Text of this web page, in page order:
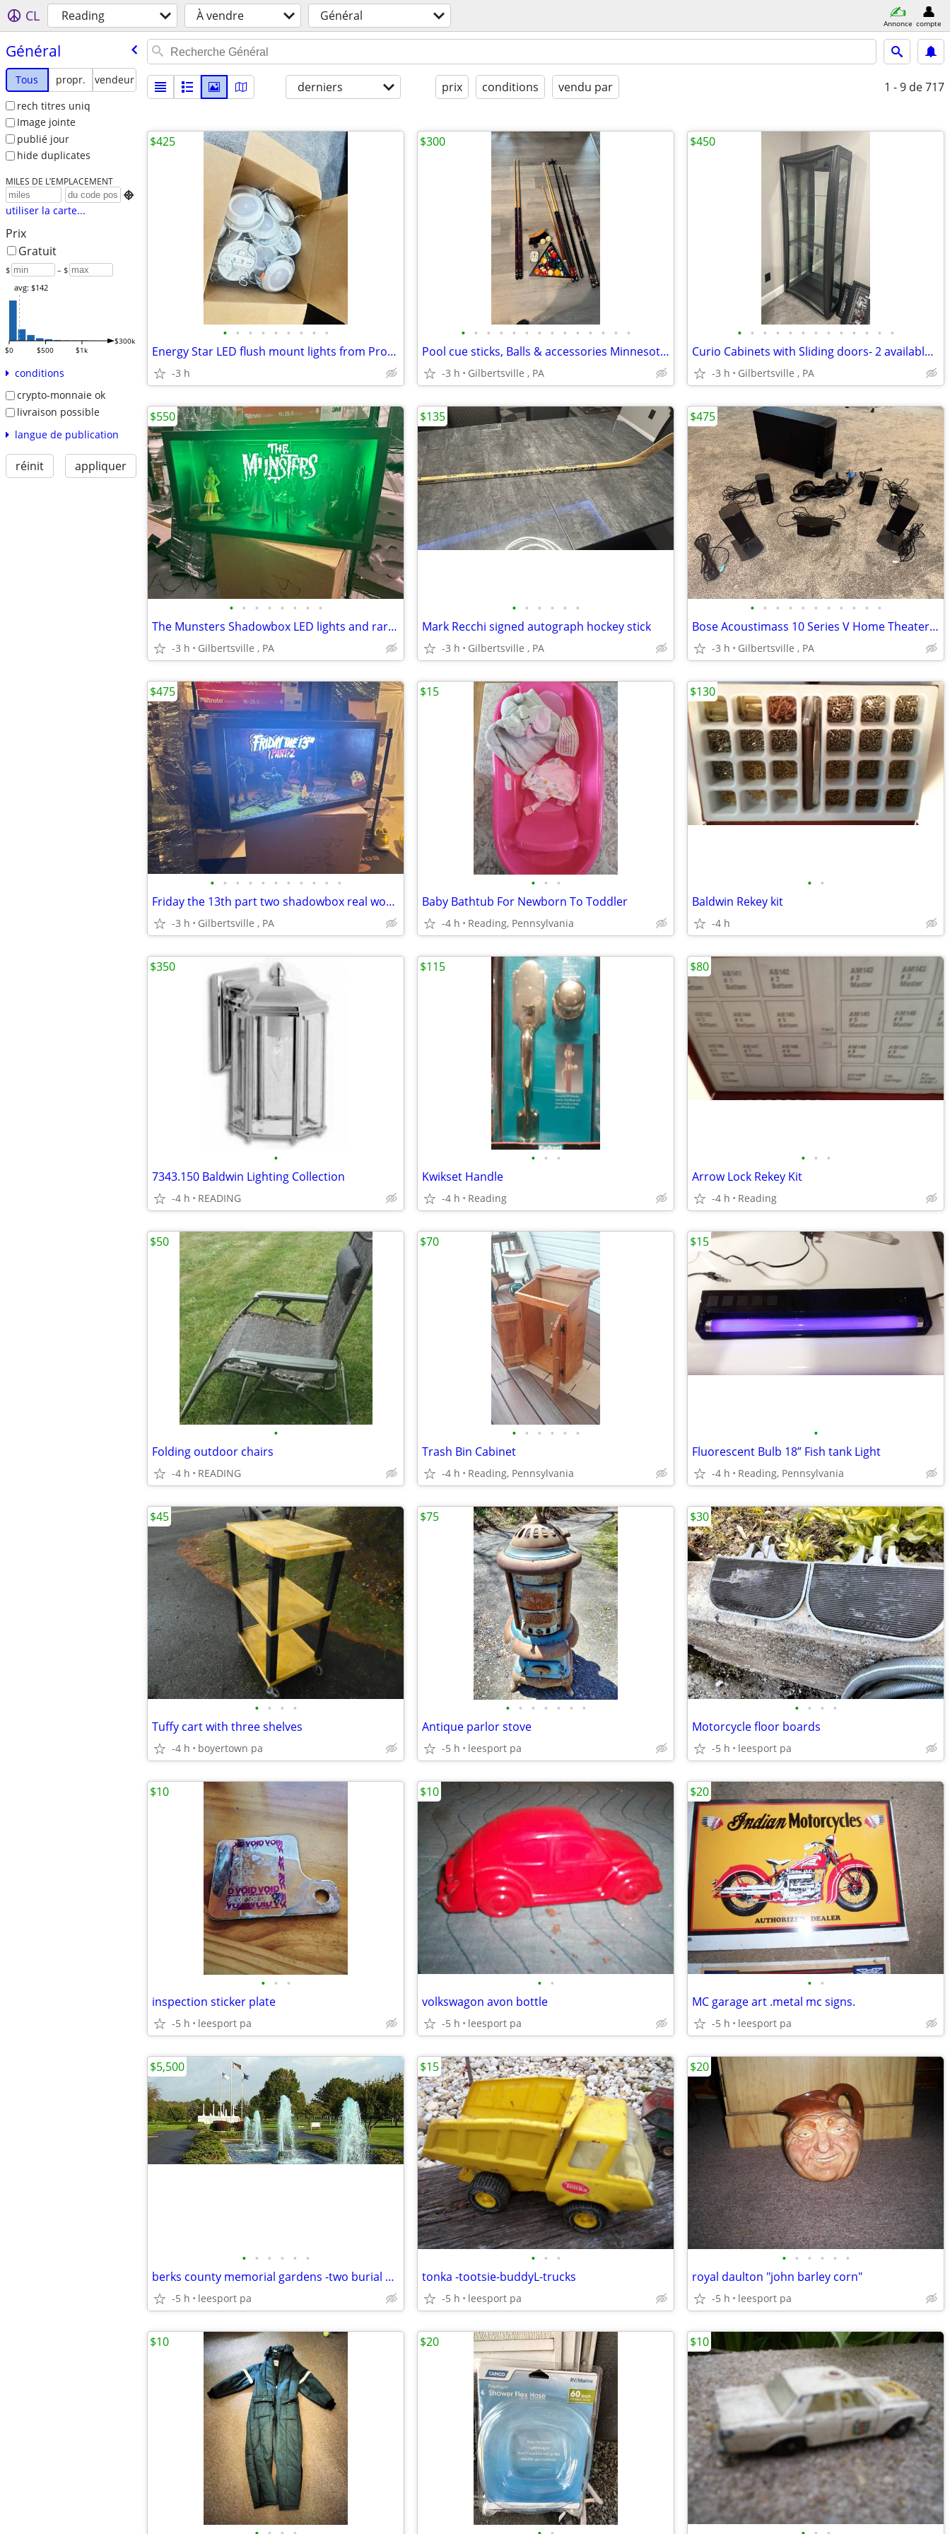
CL Reading À vendre Général Annonce compte
Général
Tous propr.
vendeur
rech titres uniq
Image jointe
publié jour
hide duplicates
MILES DE L’EMPLACEMENT

utiliser la carte...
Prix
Gratuit
$ – $
$0 $500 $1k
$300k
avg: $142
conditions
crypto-monnaie ok
livraison possible
langue de publication
réinit appliquer
derniers prix conditions vendu par 1 - 9 de 717
• • • • • • • • •
Energy Star LED flush mount lights from Progressive Lighting
-3 h
$425
• • • • • • • • • • • • • •
Pool cue sticks, Balls & accessories Minnesota fats liquid LEDs graphi
-3 h Gilbertsville , PA
$300
• • • • • • • • • • • • •
Curio Cabinets with Sliding doors- 2 available- Black Glass
-3 h Gilbertsville , PA
$450
• • • • • • • •
The Munsters Shadowbox LED lights and rare action figures
-3 h Gilbertsville , PA
$550
• • • • • •
Mark Recchi signed autograph hockey stick
-3 h Gilbertsville , PA
$135
• • • • • • • • • • •
Bose Acoustimass 10 Series V Home Theater Speaker System. 5.1
-3 h Gilbertsville , PA
$475
• • • • • • • • • • •
Friday the 13th part two shadowbox real wood real glass LED 3D sign
-3 h Gilbertsville , PA
$475
• • •
Baby Bathtub For Newborn To Toddler
-4 h Reading, Pennsylvania
$15
• •
Baldwin Rekey kit
-4 h
$130
•
7343.150 Baldwin Lighting Collection
-4 h READING
$350
• • •
Kwikset Handle
-4 h Reading
$115
• • •
Arrow Lock Rekey Kit
-4 h Reading
$80
•
Folding outdoor chairs
-4 h READING
$50
• • • • • •
Trash Bin Cabinet
-4 h Reading, Pennsylvania
$70
•
Fluorescent Bulb 18” Fish tank Light
-4 h Reading, Pennsylvania
$15
• • • •
Tuffy cart with three shelves
-4 h boyertown pa
$45
• • • • • • •
Antique parlor stove
-5 h leesport pa
$75
• • • •
Motorcycle floor boards
-5 h leesport pa
$30
• • •
inspection sticker plate
-5 h leesport pa
$10
• •
volkswagon avon bottle
-5 h leesport pa
$10
• •
MC garage art .metal mc signs.
-5 h leesport pa
$20
• • • • • •
berks county memorial gardens -two burial plots
-5 h leesport pa
$5,500
• • •
tonka -tootsie-buddyL-trucks
-5 h leesport pa
$15
• • • • • •
royal daulton "john barley corn"
-5 h leesport pa
$20
$10 $20 $10